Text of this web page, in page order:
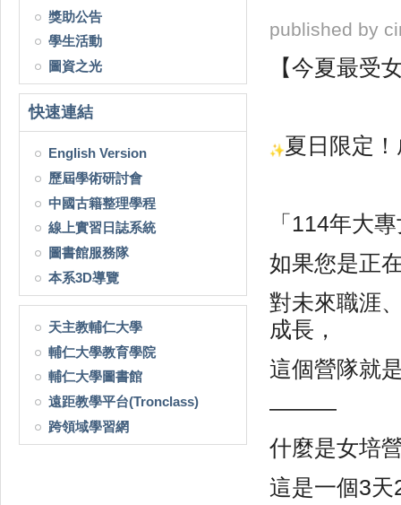
獎助公告
學生活動
圖資之光
快速連結
English Version
歷屆學術研討會
中國古籍整理學程
線上實習日誌系統
圖書館服務隊
本系3D導覽
天主教輔仁大學
輔仁大學教育學院
輔仁大學圖書館
遠距教學平台(Tronclass)
跨領域學習網
published by
【今夏最受
夏日限定
「114年大
如果您是正
對未來職涯
成長，
這個營隊就
———
什麼是女培
這是一個3天